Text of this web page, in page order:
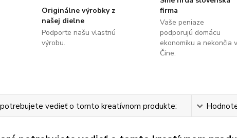
Originálne výrobky z
našej dielne
Podporte našu vlastnú
výrobu.
firma
Vaše peniaze
podporujú domácu
ekonomiku a nekončia v
Číne.
vedieť o tomto kreatívnom produkte: